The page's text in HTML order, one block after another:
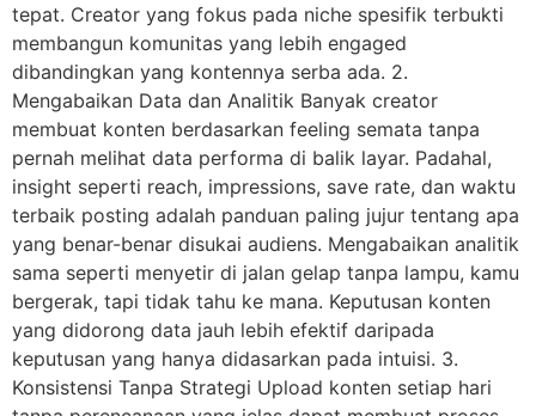
tepat. Creator yang fokus pada niche spesifik terbukti
membangun komunitas yang lebih engaged
dibandingkan yang kontennya serba ada. 2.
Mengabaikan Data dan Analitik Banyak creator
membuat konten berdasarkan feeling semata tanpa
pernah melihat data performa di balik layar. Padahal,
insight seperti reach, impressions, save rate, dan waktu
terbaik posting adalah panduan paling jujur tentang apa
yang benar-benar disukai audiens. Mengabaikan analitik
sama seperti menyetir di jalan gelap tanpa lampu, kamu
bergerak, tapi tidak tahu ke mana. Keputusan konten
yang didorong data jauh lebih efektif daripada
keputusan yang hanya didasarkan pada intuisi. 3.
Konsistensi Tanpa Strategi Upload konten setiap hari